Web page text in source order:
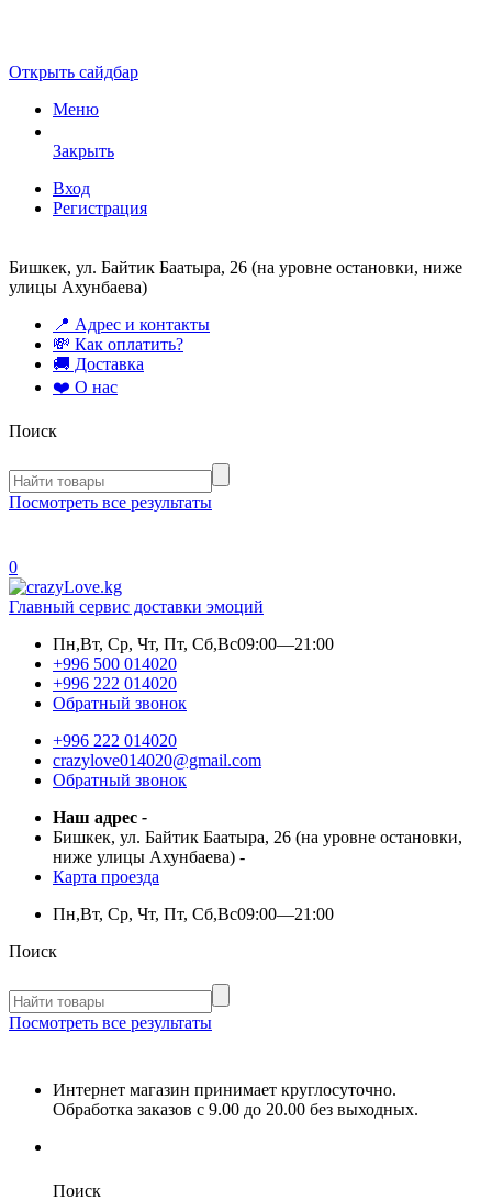
Открыть сайдбар
Меню
Закрыть
Вход
Регистрация
Бишкек, ул. Байтик Баатыра, 26 (на уровне остановки, ниже
улицы Ахунбаева)
📍 Адрес и контакты
💸 Как оплатить?
🚚 Доставка
❤️ О нас
Поиск
Посмотреть все результаты
0
Главный сервис доставки эмоций
Пн,Вт, Ср, Чт, Пт, Сб,Вс09:00—21:00
+996 500 014020
+996 222 014020
Обратный звонок
+996 222 014020
crazylove014020@gmail.com
Обратный звонок
Наш адрес -
Бишкек, ул. Байтик Баатыра, 26 (на уровне остановки,
ниже улицы Ахунбаева) -
Карта проезда
Пн,Вт, Ср, Чт, Пт, Сб,Вс09:00—21:00
Поиск
Посмотреть все результаты
Интернет магазин принимает круглосуточно.
Обработка заказов с 9.00 до 20.00 без выходных.
Поиск